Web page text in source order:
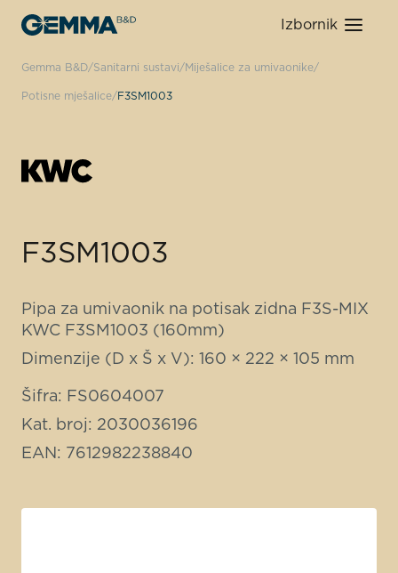
Izbornik
Gemma B&D Sanitarni sustavi Miješalice za umivaonike
Potisne mješalice F3SM1003
F3SM1003
Pipa za umivaonik na potisak zidna F3S-MIX
KWC F3SM1003 (160mm)
Dimenzije (D x Š x V): 160 × 222 × 105 mm
Šifra: FS0604007
Kat. broj: 2030036196
EAN: 7612982238840